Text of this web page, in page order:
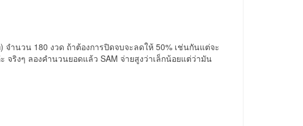
จำนวน 180 งวด ถ้าต้องการปิดจบจะลดให้ 50% เช่นกันแต่จะ
ริงๆ ลองคำนวนยอดแล้ว SAM จ่ายสูงว่าเล็กน้อยแต่ว่ามัน